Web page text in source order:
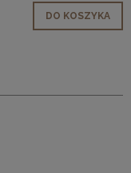
DO KOSZYKA